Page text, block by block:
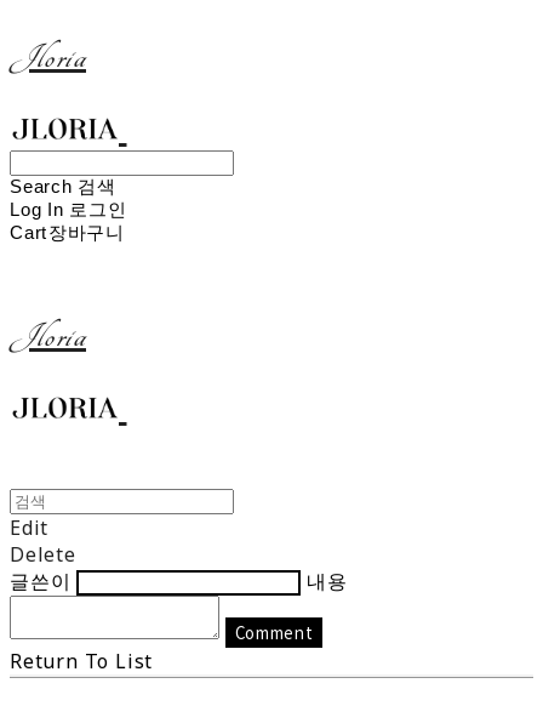
Jloria
Search 검색
Log In 로그인
Cart장바구니
Jloria
Edit
Delete
글쓴이
내용
Comment
Return To List